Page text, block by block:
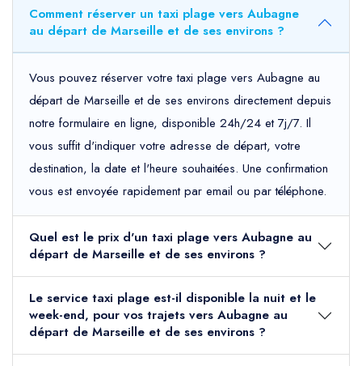
Comment réserver un taxi plage vers Aubagne
au départ de Marseille et de ses environs ?
Vous pouvez réserver votre taxi plage vers Aubagne au
départ de Marseille et de ses environs directement depuis
notre formulaire en ligne, disponible 24h/24 et 7j/7. Il
vous suffit d'indiquer votre adresse de départ, votre
destination, la date et l'heure souhaitées. Une confirmation
vous est envoyée rapidement par email ou par téléphone.
Quel est le prix d'un taxi plage vers Aubagne au
départ de Marseille et de ses environs ?
Le service taxi plage est-il disponible la nuit et le
week-end, pour vos trajets vers Aubagne au
départ de Marseille et de ses environs ?